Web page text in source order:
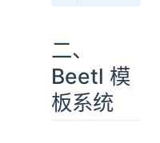
二、
Beetl 模
板系统